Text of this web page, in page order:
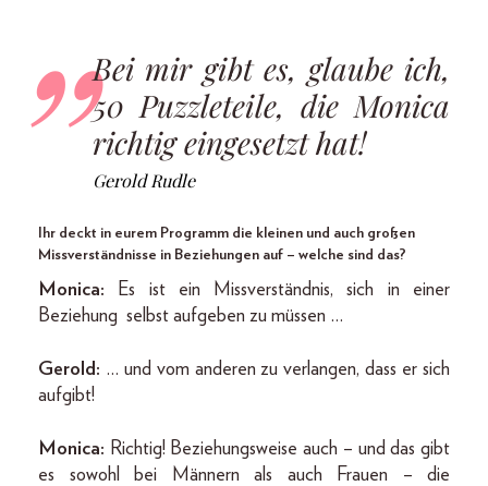
Bei mir gibt es, glaube ich,
50 Puzzleteile, die Monica
richtig eingesetzt hat!
Gerold Rudle
Ihr deckt in eurem Programm die kleinen und auch großen
Missverständnisse in Beziehungen auf – welche sind das?
Monica: Es ist ein Missverständnis, sich in einer
Beziehung selbst aufgeben zu müssen …
Gerold: … und vom anderen zu verlangen, dass er sich
aufgibt!
Monica: Richtig! Beziehungsweise auch – und das gibt
es sowohl bei Männern als auch Frauen – die